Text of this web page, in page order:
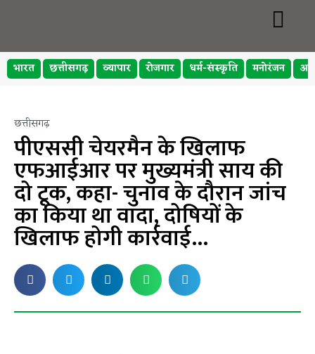
भारत छत्तीसगढ़ व्यापार रोजगार धर्म-संस्कृति मनोरंजन
छत्तीसगढ़
पीएससी चेयरमैन के खिलाफ
एफआईआर पर मुख्यमंत्री साय की
दो टूक, कहा- चुनाव के दौरान जांच
का किया था वादा, दोषियों के
खिलाफ होगी कार्रवाई…